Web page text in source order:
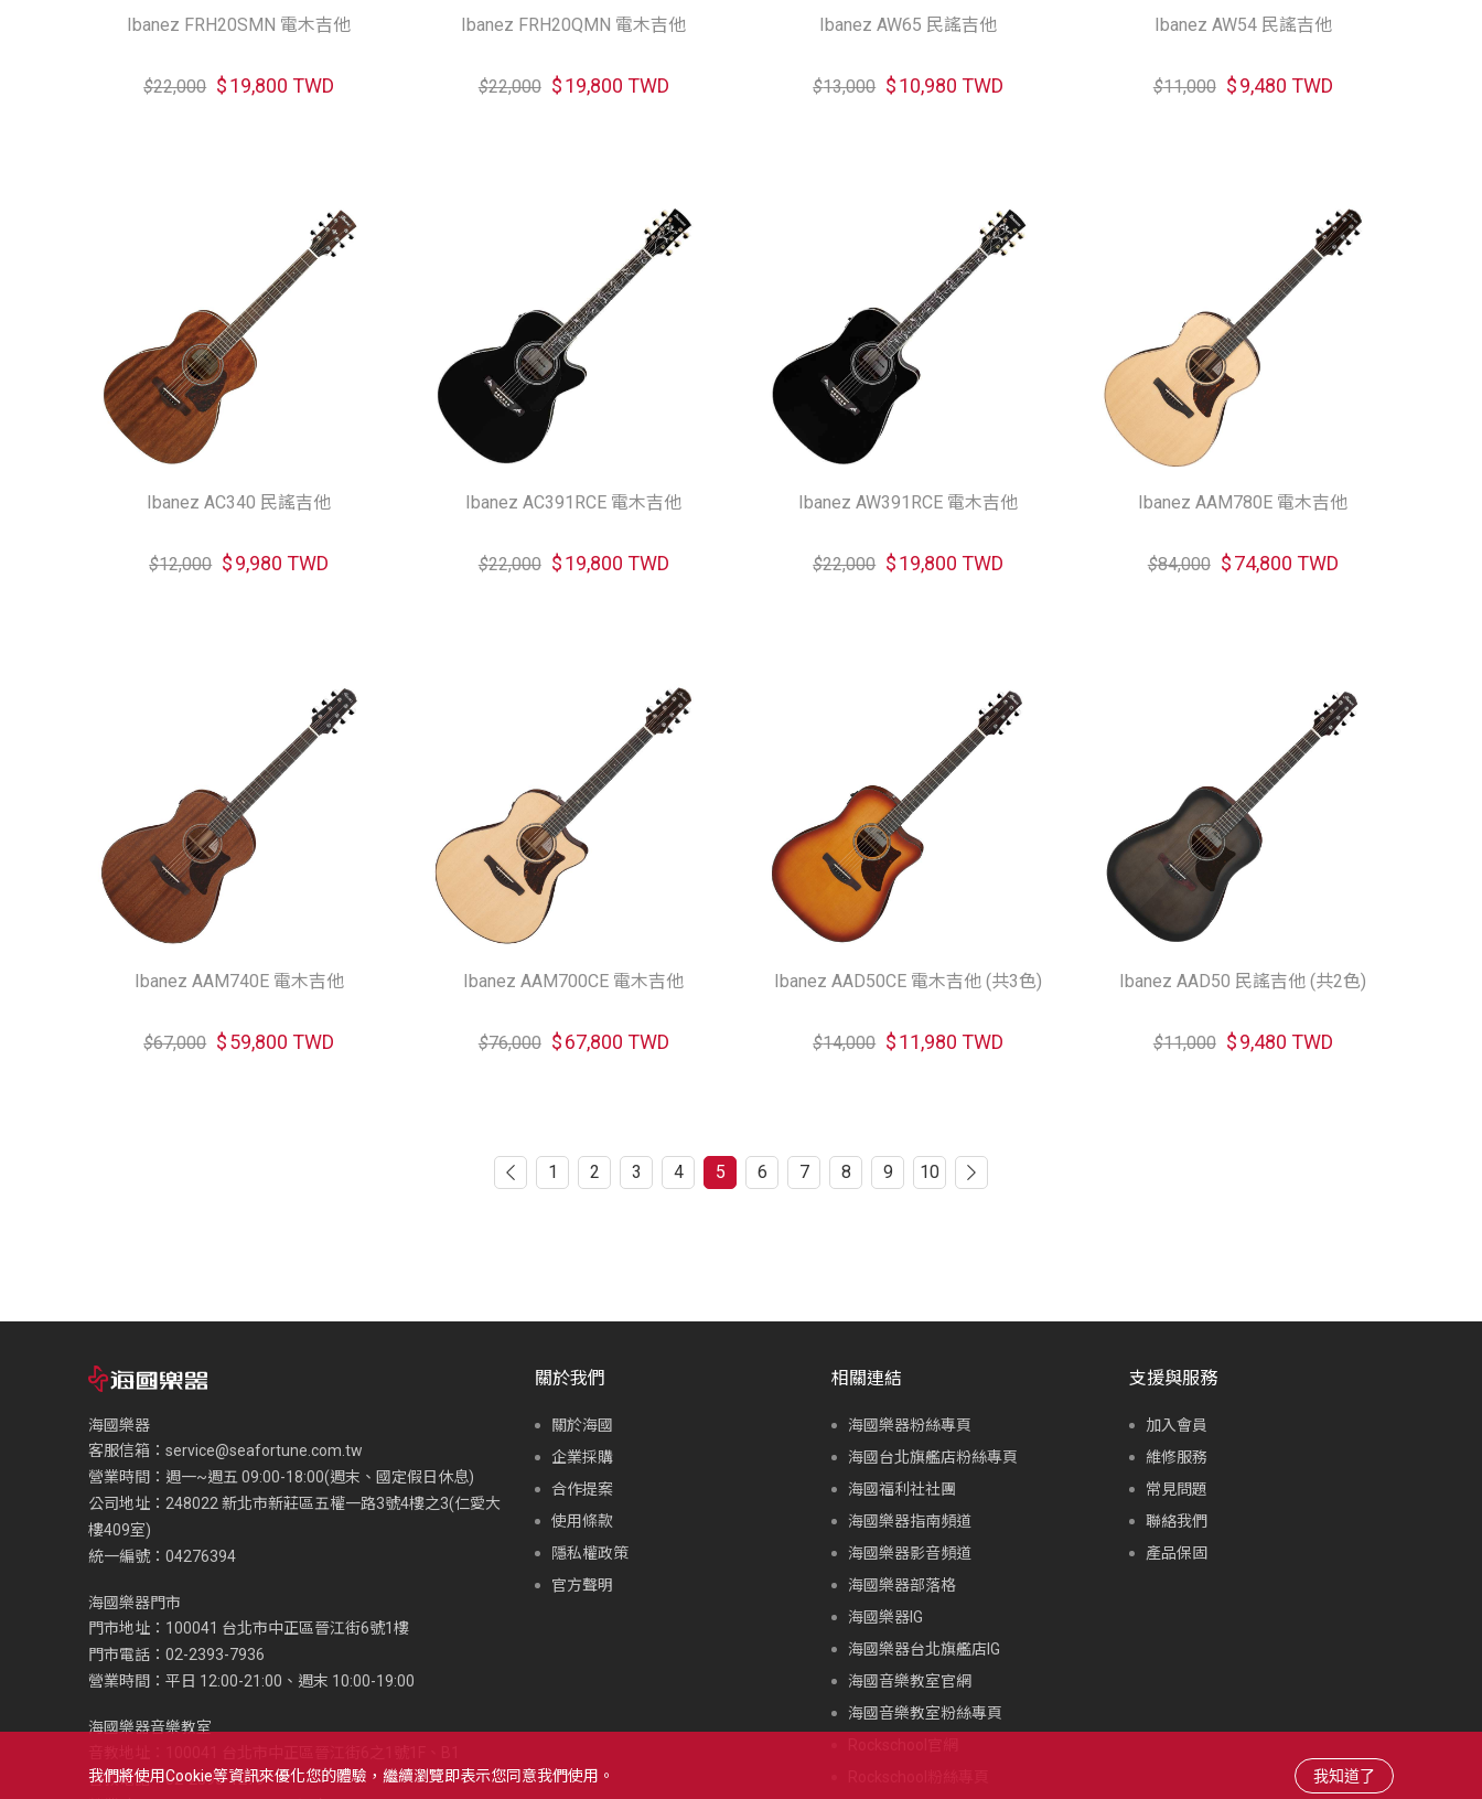
Ibanez FRH20SMN 電木吉他
$22,000 $19,800 TWD
Ibanez FRH20QMN 電木吉他
$22,000 $19,800 TWD
Ibanez AW65 民謠吉他
$13,000 $10,980 TWD
Ibanez AW54 民謠吉他
$11,000 $9,480 TWD
Ibanez AC340 民謠吉他
$12,000 $9,980 TWD
Ibanez AC391RCE 電木吉他
$22,000 $19,800 TWD
Ibanez AW391RCE 電木吉他
$22,000 $19,800 TWD
Ibanez AAM780E 電木吉他
$84,000 $74,800 TWD
Ibanez AAM740E 電木吉他
$67,000 $59,800 TWD
Ibanez AAM700CE 電木吉他
$76,000 $67,800 TWD
Ibanez AAD50CE 電木吉他 (共3色)
$14,000 $11,980 TWD
Ibanez AAD50 民謠吉他 (共2色)
$11,000 $9,480 TWD
1 2 3 4 5 6 7 8 9 10
海國樂器
客服信箱： service@seafortune.com.tw
營業時間：週一~週五 09:00-18:00(週末、國定假日休息)
公司地址：248022 新北市新莊區五權一路3號4樓之3(仁愛大
樓409室)
統一編號：04276394
海國樂器門市
門市地址：100041 台北市中正區晉江街6號1樓
門市電話：02-2393-7936
營業時間：平日 12:00-21:00、週末 10:00-19:00
海國樂器音樂教室
音教電話：02-2393-1279
關於我們
關於海國
企業採購
合作提案
使用條款
隱私權政策
官方聲明
相關連結
海國樂器粉絲專頁
海國台北旗艦店粉絲專頁
海國福利社社團
海國樂器指南頻道
海國樂器影音頻道
海國樂器部落格
海國樂器IG
海國樂器台北旗艦店IG
海國音樂教室官網
海國音樂教室粉絲專頁
支援與服務
加入會員
維修服務
常見問題
聯絡我們
產品保固
我們將使用cookie等資訊來優化您的體驗，繼續瀏覽即表示您同意我們使用。